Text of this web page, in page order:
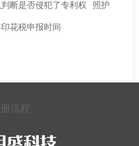
断是否侵犯了专利权 照护
印花税申报时间
流程